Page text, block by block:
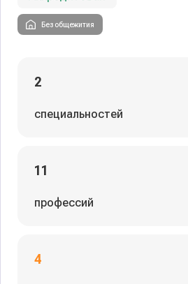
Без общежития
2
специальностей
11
профессий
4